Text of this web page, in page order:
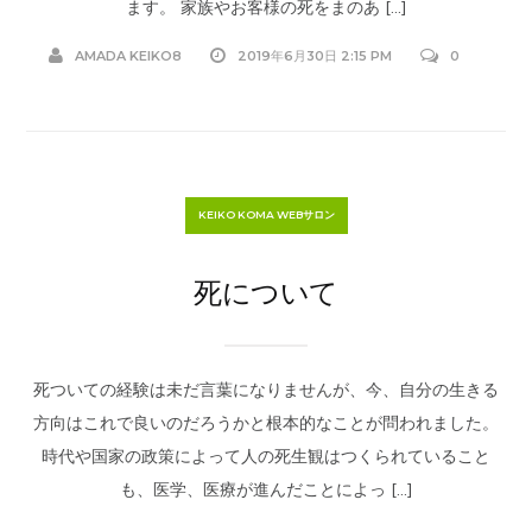
ます。 家族やお客様の死をまのあ […]
AMADA KEIKO8 2019年6月30日 2:15 PM 0
KEIKO KOMA WEBサロン
死について
死ついての経験は未だ言葉になりませんが、今、自分の生きる
方向はこれで良いのだろうかと根本的なことが問われました。
時代や国家の政策によって人の死生観はつくられていること
も、医学、医療が進んだことによっ […]